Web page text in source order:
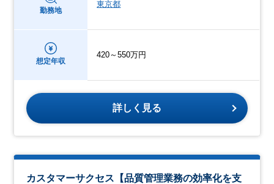
勤務地
東京都
想定年収
420～550万円
詳しく見る
カスタマーサクセス【品質管理業務の効率化を支